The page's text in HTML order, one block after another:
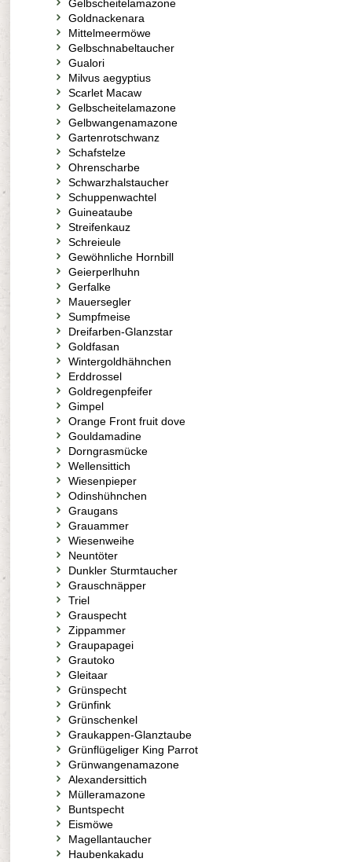
Gelbscheitelamazone
Goldnackenara
Mittelmeermöwe
Gelbschnabeltaucher
Gualori
Milvus aegyptius
Scarlet Macaw
Gelbscheitelamazone
Gelbwangenamazone
Gartenrotschwanz
Schafstelze
Ohrenscharbe
Schwarzhalstaucher
Schuppenwachtel
Guineataube
Streifenkauz
Schreieule
Gewöhnliche Hornbill
Geierperlhuhn
Gerfalke
Mauersegler
Sumpfmeise
Dreifarben-Glanzstar
Goldfasan
Wintergoldhähnchen
Erddrossel
Goldregenpfeifer
Gimpel
Orange Front fruit dove
Gouldamadine
Dorngrasmücke
Wellensittich
Wiesenpieper
Odinshühnchen
Graugans
Grauammer
Wiesenweihe
Neuntöter
Dunkler Sturmtaucher
Grauschnäpper
Triel
Grauspecht
Zippammer
Graupapagei
Grautoko
Gleitaar
Grünspecht
Grünfink
Grünschenkel
Graukappen-Glanztaube
Grünflügeliger King Parrot
Grünwangenamazone
Alexandersittich
Mülleramazone
Buntspecht
Eismöwe
Magellantaucher
Haubenkakadu